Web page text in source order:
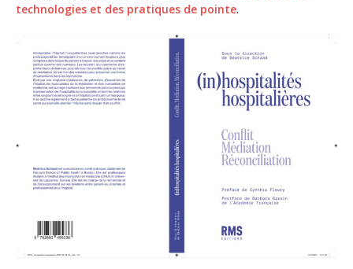
technologies et des pratiques de pointe.